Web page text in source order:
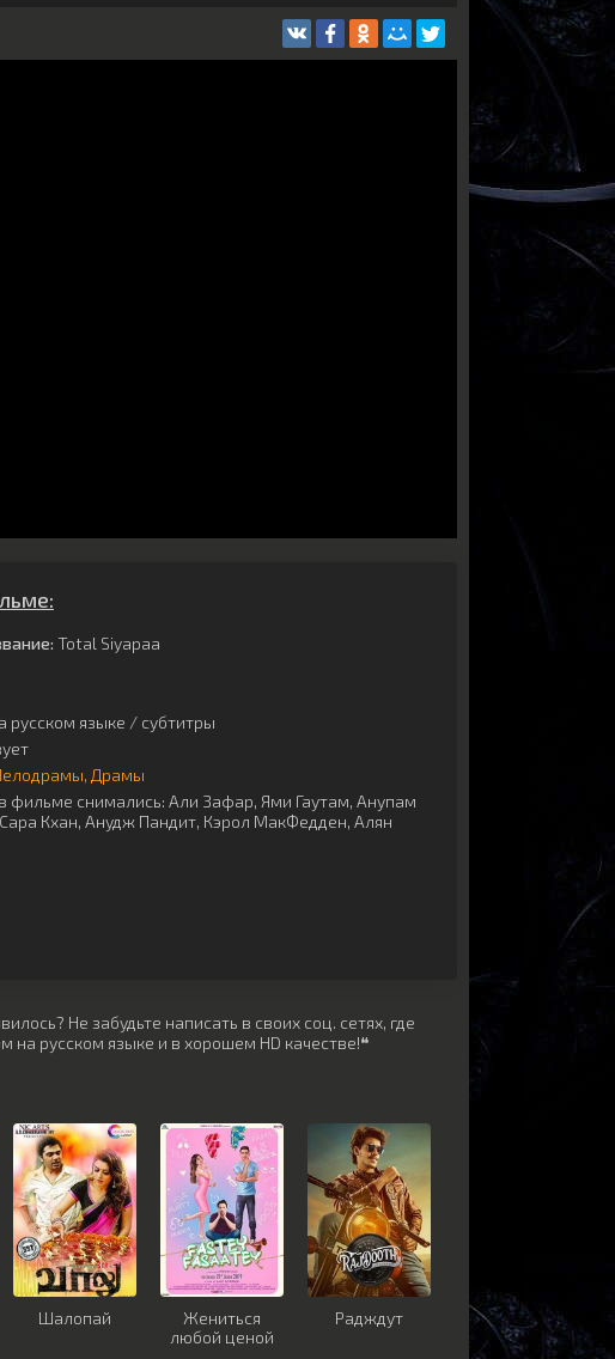
Total Siyapaa
русском языке / субтитры
Драмы
фильме снимались: Али Зафар, Ями Гаутам, Анупам
Сара Кхан, Анудж Пандит, Кэрол МакФедден, Алян
Не забудьте написать в своих соц. сетях, где
русском языке и в хорошем HD качестве!❝
Шалопай
Жениться
любой ценой
Радждут